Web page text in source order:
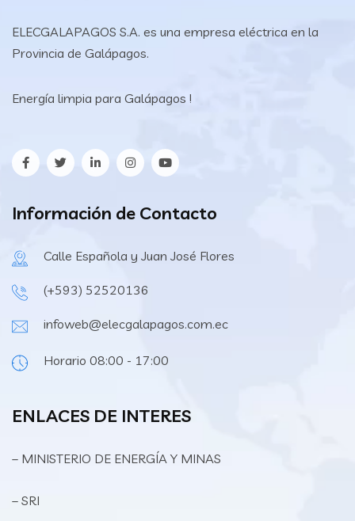
ELECGALAPAGOS S.A. es una empresa eléctrica en la
Provincia de Galápagos.
Energía limpia para Galápagos !
Información de Contacto
Calle Española y Juan José Flores
(+593) 52520136
infoweb@elecgalapagos.com.ec
Horario 08:00 - 17:00
ENLACES DE INTERES
– MINISTERIO DE ENERGÍA Y MINAS
– SRI